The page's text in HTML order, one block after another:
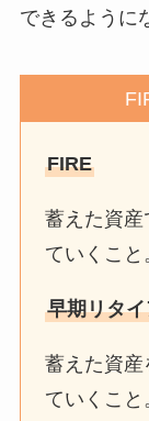
できるように
FIRE
蓄えた資
ていくこと
早期リタ
蓄えた資
ていくこと